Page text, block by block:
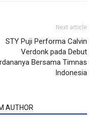
Next article
STY Puji Performa Calvin
Verdonk pada Debut
Bersama Timnas
Indonesia
AUTHOR